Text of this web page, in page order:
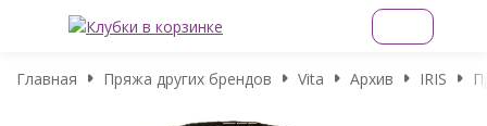
Главная Пряжа других брендов Vita Архив IRIS